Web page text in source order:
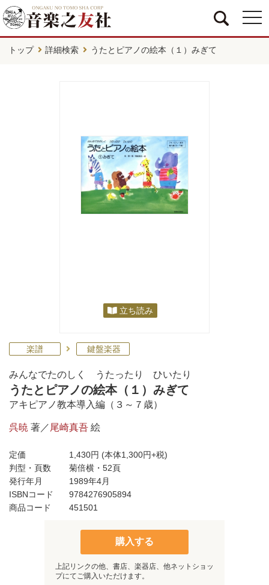
トップ 詳細検索 うたとピアノの絵本（１）みぎて
立ち読み
楽譜 鍵盤楽器
みんなでたのしく うたったり ひいたり
うたとピアノの絵本（１）みぎて
アキピアノ教本導入編（３～７歳）
呉暁 著／ 尾崎真吾 絵
定価 1,430円 (本体1,300円+税)
判型・頁数
菊倍横・52頁
発行年月
1989年4月
ISBNコード
9784276905894
商品コード
451501
購入する
上記リンクの他、書店、楽器店、他ネットショッ
プにてご購入いただけます。